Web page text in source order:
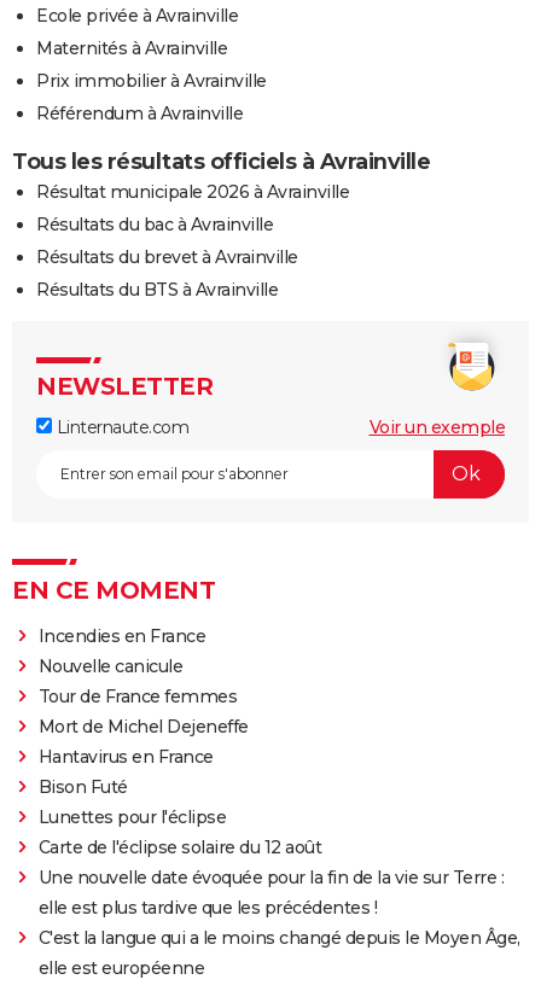
Ecole privée à Avrainville
Maternités à Avrainville
Prix immobilier à Avrainville
Référendum à Avrainville
Tous les résultats officiels à Avrainville
Résultat municipale 2026 à Avrainville
Résultats du bac à Avrainville
Résultats du brevet à Avrainville
Résultats du BTS à Avrainville
NEWSLETTER
Linternaute.com Voir un exemple
EN CE MOMENT
Incendies en France
Nouvelle canicule
Tour de France femmes
Mort de Michel Dejeneffe
Hantavirus en France
Bison Futé
Lunettes pour l'éclipse
Carte de l'éclipse solaire du 12 août
Une nouvelle date évoquée pour la fin de la vie sur Terre :
elle est plus tardive que les précédentes !
C'est la langue qui a le moins changé depuis le Moyen Âge,
elle est européenne